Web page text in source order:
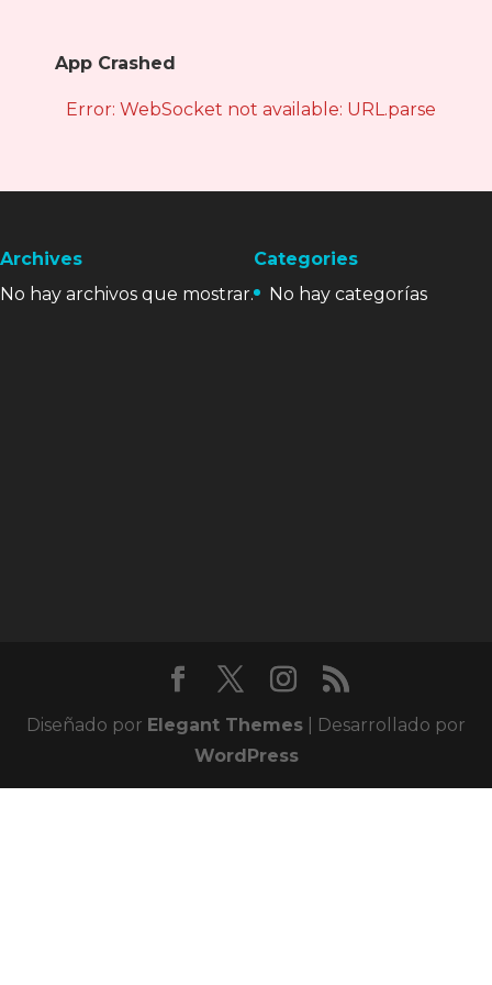
App Crashed
Error: WebSocket not available: URL.parse is
Archives
No hay archivos que mostrar.
Categories
No hay categorías
Diseñado por Elegant Themes | Desarrollado por
WordPress